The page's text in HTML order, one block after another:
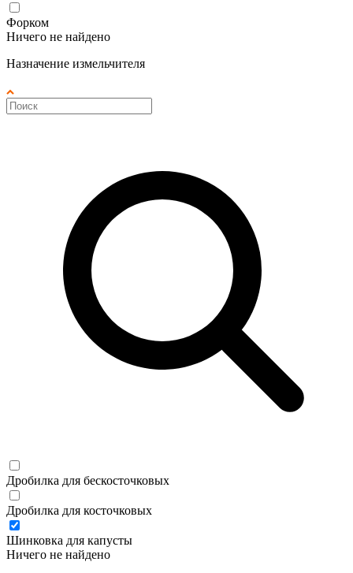
Форком
Ничего не найдено
Назначение измельчителя
Дробилка для бескосточковых
Дробилка для косточковых
Шинковка для капусты
Ничего не найдено